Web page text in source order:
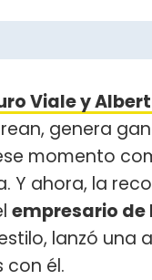
Viale y
genera
momento
Y ahora, la
empresario de
lanzó una
con él.